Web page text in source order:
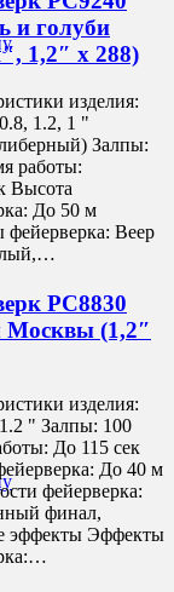
и голуби
1,2″ х 288)
изделия:
1.2, 1 "
Залпы:
работы:
Высота
До 50 м
Веер
РС8830
Москвы (1,2″
изделия:
" Залпы: 100
До 115 сек
До 40 м
фейерверка:
финал,
эффекты Эффекты